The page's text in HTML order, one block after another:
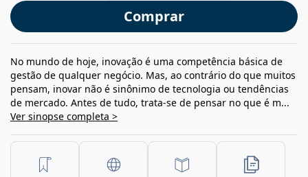
Comprar
No mundo de hoje, inovação é uma competência básica de
gestão de qualquer negócio. Mas, ao contrário do que muitos
pensam, inovar não é sinônimo de tecnologia ou tendências
de mercado. Antes de tudo, trata-se de pensar no que é m...
Ver sinopse completa >